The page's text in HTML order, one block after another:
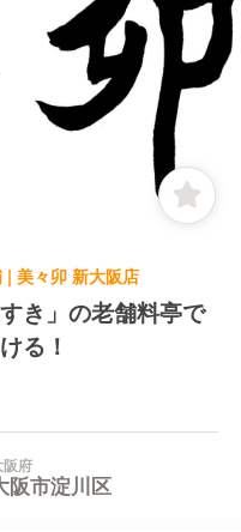
| 美々卯 新大阪店
き」の老舗料亭で
る！
阪府
阪市淀川区